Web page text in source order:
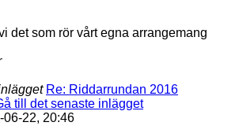
det som rör vårt egna arrangemang
Re: Riddarrundan 2016
till det senaste inlägget
06-22, 20:46